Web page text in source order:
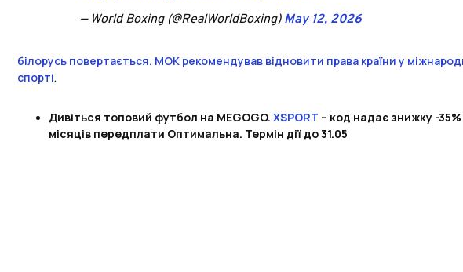
— World Boxing (@RealWorldBoxing) May 12, 2026
білорусь повертається. МОК рекомендував відновити права країни у
спорті.
Дивіться топовий футбол на MEGOGO. XSPORT – код надає знижку -
місяців передплати Оптимальна. Термін дії до 31.05